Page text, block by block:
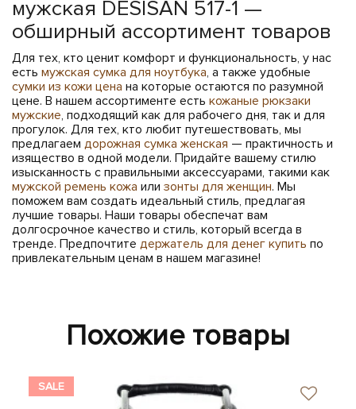
мужская DESISAN 517-1 —
обширный ассортимент товаров
Для тех, кто ценит комфорт и функциональность, у нас
есть мужская сумка для ноутбука, а также удобные
сумки из кожи цена на которые остаются по разумной
цене. В нашем ассортименте есть кожаные рюкзаки
мужские, подходящий как для рабочего дня, так и для
прогулок. Для тех, кто любит путешествовать, мы
предлагаем дорожная сумка женская — практичность и
изящество в одной модели. Придайте вашему стилю
изысканность с правильными аксессуарами, такими как
мужской ремень кожа или зонты для женщин. Мы
поможем вам создать идеальный стиль, предлагая
лучшие товары. Наши товары обеспечат вам
долгосрочное качество и стиль, который всегда в
тренде. Предпочтите держатель для денег купить по
привлекательным ценам в нашем магазине!
Похожие товары
SALE